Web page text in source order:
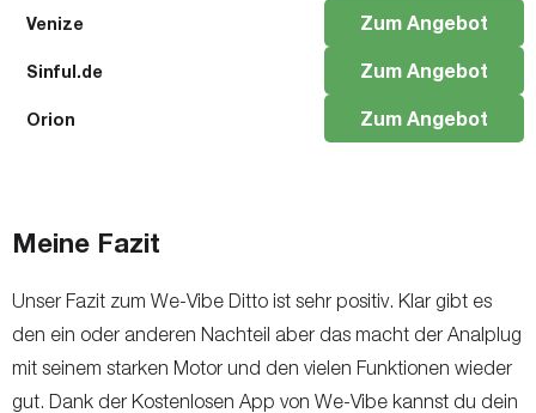
Venize Zum Angebot
Sinful.de Zum Angebot
Orion Zum Angebot
Meine Fazit
Unser Fazit zum We-Vibe Ditto ist sehr positiv. Klar gibt es
den ein oder anderen Nachteil aber das macht der Analplug
mit seinem starken Motor und den vielen Funktionen wieder
gut. Dank der Kostenlosen App von We-Vibe kannst du dein